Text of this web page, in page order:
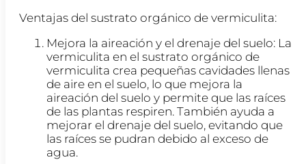
Ventajas del sustrato orgánico de vermiculita:
Mejora la aireación y el drenaje del suelo: La
vermiculita en el sustrato orgánico de
vermiculita crea pequeñas cavidades llenas
de aire en el suelo, lo que mejora la
aireación del suelo y permite que las raíces
de las plantas respiren. También ayuda a
mejorar el drenaje del suelo, evitando que
las raíces se pudran debido al exceso de
agua.